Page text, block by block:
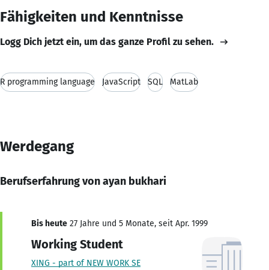
Fähigkeiten und Kenntnisse
Logg Dich jetzt ein, um das ganze Profil zu sehen.
R programming language JavaScript SQL MatLab
Werdegang
Berufserfahrung von ayan bukhari
Bis heute 27 Jahre und 5 Monate, seit Apr. 1999
Working Student
XING - part of NEW WORK SE